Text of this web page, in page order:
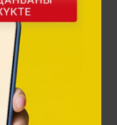
энергетика мен
мұндай өнерді
сериясында
үздік өнер
ашары анық.